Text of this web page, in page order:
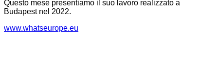
Questo mese presentiamo il suo lavoro realizzato a
Budapestnel 2022.
www.whatseurope.eu